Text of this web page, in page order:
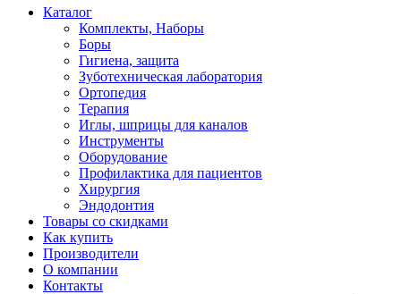
Каталог
Комплекты, Наборы
Боры
Гигиена, защита
Зуботехническая лаборатория
Ортопедия
Терапия
Иглы, шприцы для каналов
Инструменты
Оборудование
Профилактика для пациентов
Хирургия
Эндодонтия
Товары со скидками
Как купить
Производители
О компании
Контакты